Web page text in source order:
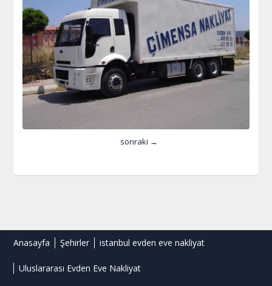
sonraki →
Anasayfa Şehirler istanbul evden eve nakliyat
Uluslararası Evden Eve Nakliyat